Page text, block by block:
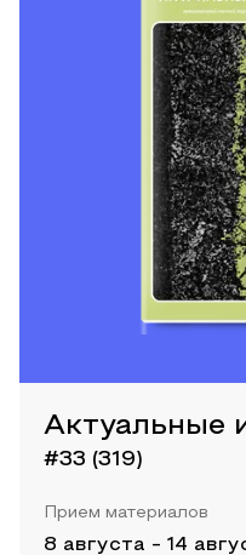
Актуальные
#33 (319)
Прием материалов
8 августа - 14